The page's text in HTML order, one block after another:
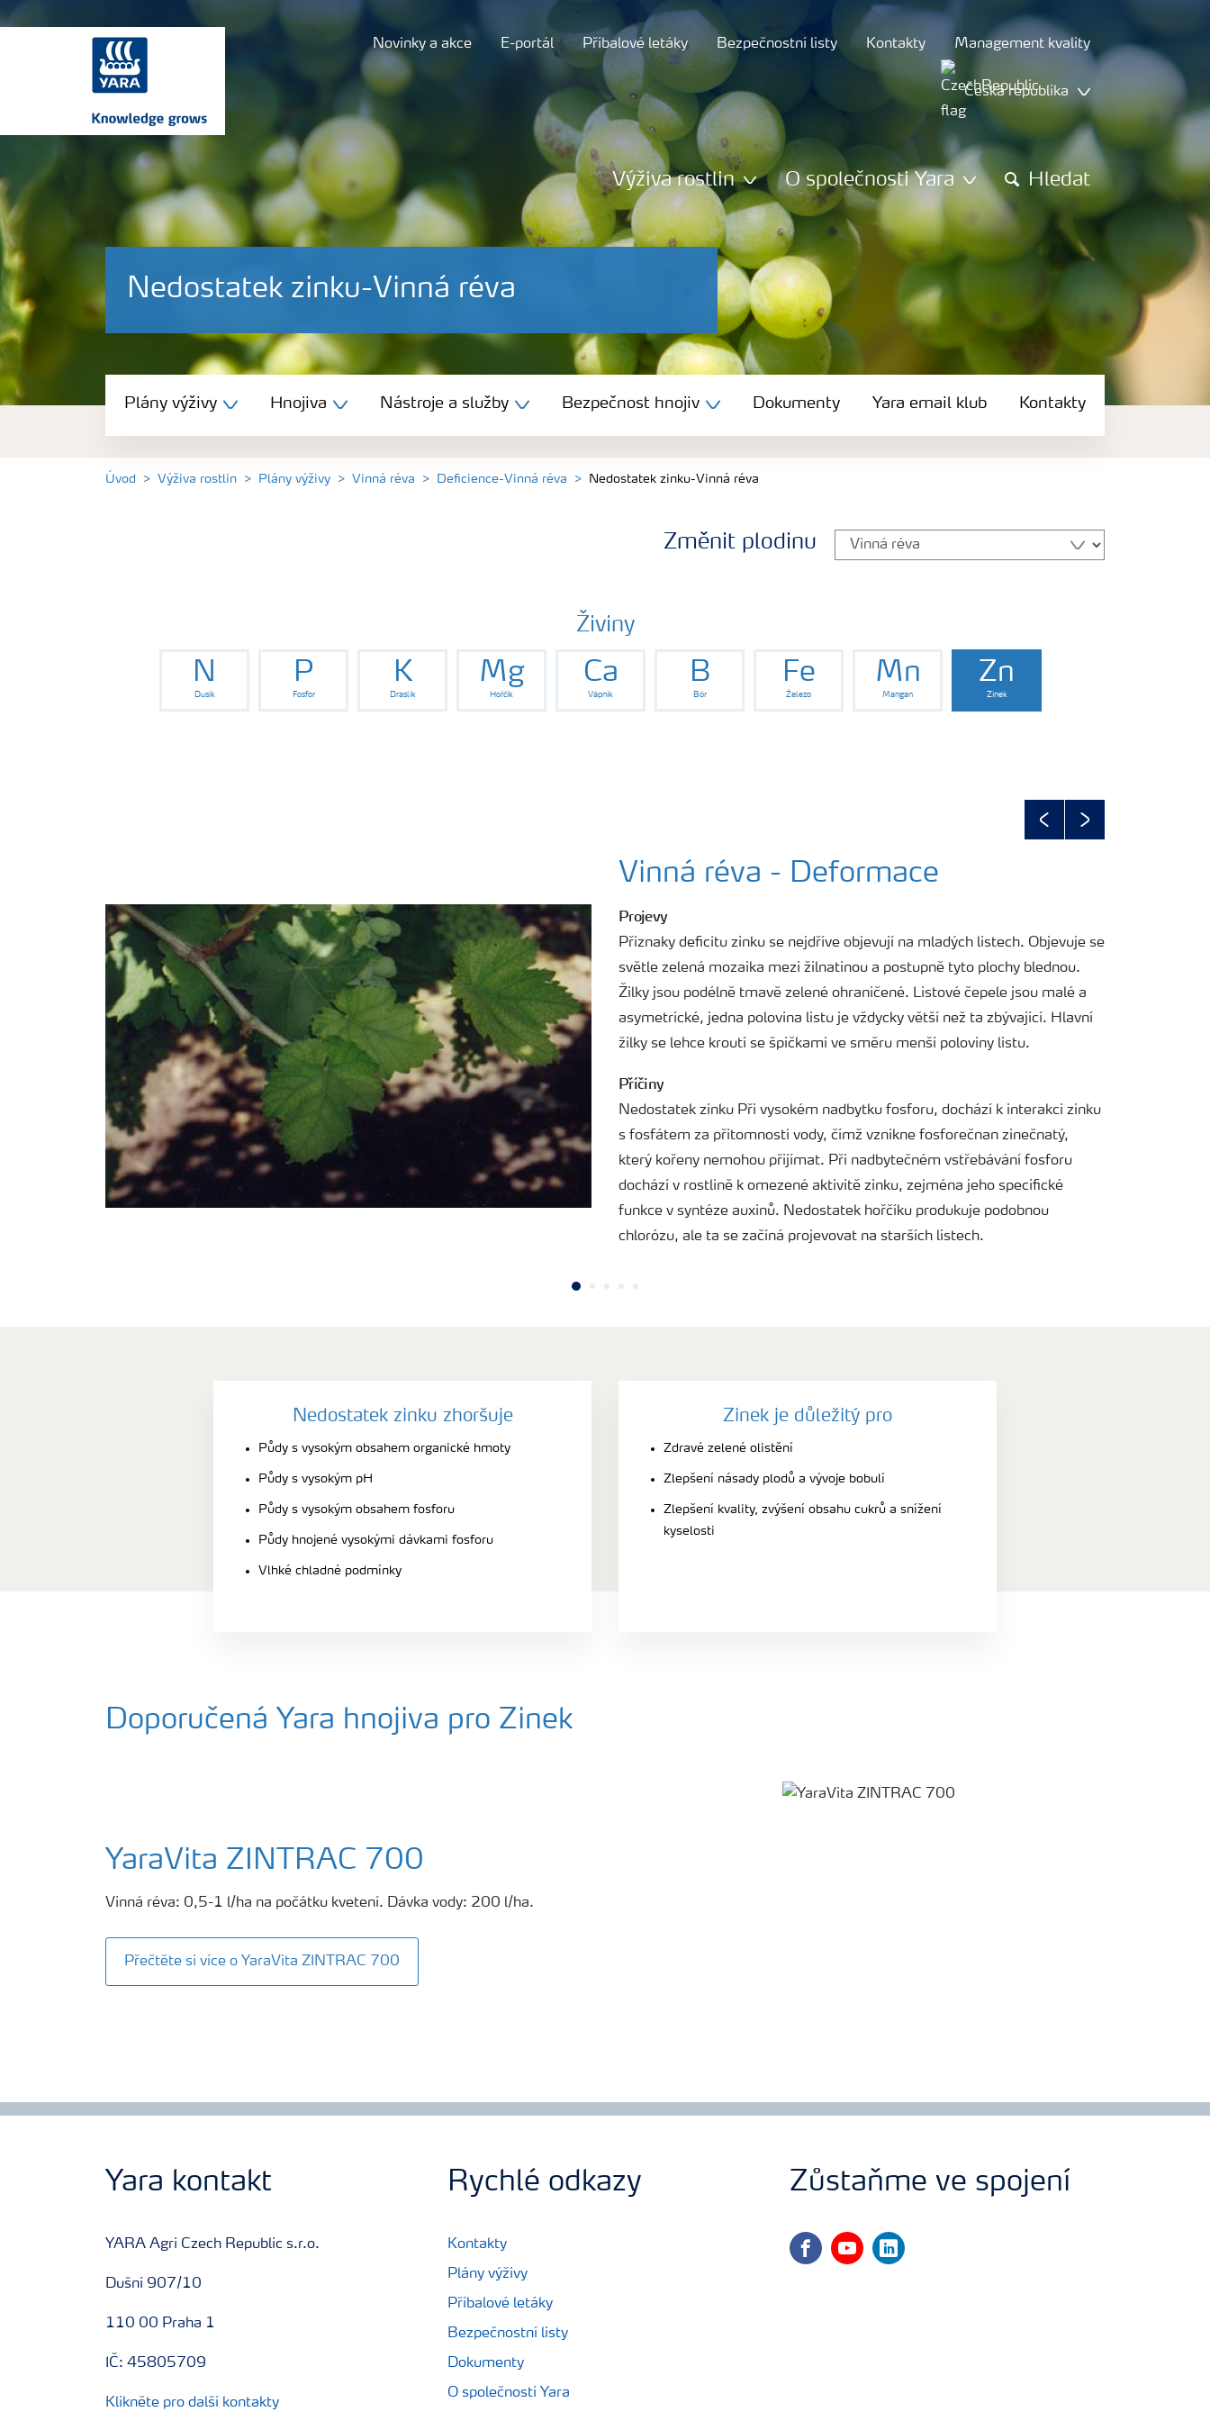
Novinky a akce E-portál Příbalové letáky Bezpečnostní listy Kontakty Management kvality
Česká republika
Výživa rostlin O společnosti Yara Hledat
Nedostatek zinku-Vinná réva
Plány výživy
Nástroje a služby
Plány výživy Hnojiva Nástroje a služby Bezpečnost hnojiv Dokumenty Yara email klub Kontakty
Úvod Výživa rostlin Plány výživy Vinná réva Deficience-Vinná réva Nedostatek zinku-Vinná réva
Změnit plodinu
Živiny
N
Dusík
P
Fosfor
K
Draslík
Mg
Hořčík
Ca
Vápník
B
Bór
Fe
Železo
Mn
Mangan
Zn
Zinek
PreviousNext
Vinná réva - Deformace
Projevy
Příznaky deficitu zinku se nejdříve objevují na mladých listech. Objevuje se
světle zelená mozaika mezi žilnatinou a postupně tyto plochy blednou.
Žilky jsou podélně tmavě zelené ohraničené. Listové čepele jsou malé a
asymetrické, jedna polovina listu je vždycky větší než ta zbývající. Hlavní
žilky se lehce kroutí se špičkami ve směru menší poloviny listu.
Příčiny
Nedostatek zinku Při vysokém nadbytku fosforu, dochází k interakci zinku
s fosfátem za přitomnosti vody, čímž vznikne fosforečnan zinečnatý,
který kořeny nemohou přijímat. Při nadbytečném vstřebávání fosforu
dochází v rostlině k omezené aktivitě zinku, zejména jeho specifické
funkce v syntéze auxinů. Nedostatek hořčíku produkuje podobnou
chlorózu, ale ta se začíná projevovat na starších listech.
Nedostatek zinku zhoršuje
Půdy s vysokým obsahem organické hmoty
Půdy s vysokým pH
Půdy s vysokým obsahem fosforu
Půdy hnojené vysokými dávkami fosforu
Vlhké chladné podmínky
Zinek je důležitý pro
Zdravé zelené olistění
Zlepšení násady plodů a vývoje bobulí
Zlepšení kvality, zvýšení obsahu cukrů a snížení
kyselosti
Doporučená Yara hnojiva pro Zinek
YaraVita ZINTRAC 700
Vinná réva: 0,5-1 l/ha na počátku kvetení. Dávka vody: 200 l/ha.
Přečtěte si více o YaraVita ZINTRAC 700
Yara kontakt
YARA Agri Czech Republic s.r.o.
Dušní 907/10
110 00 Praha 1
IČ: 45805709
Klikněte pro další kontakty
Rychlé odkazy
Kontakty
Plány výživy
Příbalové letáky
Bezpečnostní listy
Dokumenty
O společnosti Yara
Zůstaňme ve spojení
facebookyoutubelinkedin